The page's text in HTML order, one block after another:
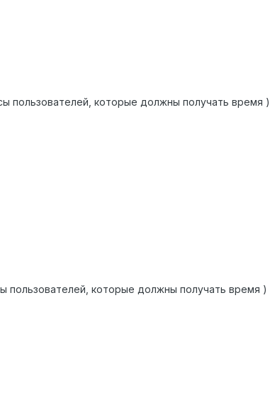
пользователей, которые должны получать время )
пользователей, которые должны получать время )